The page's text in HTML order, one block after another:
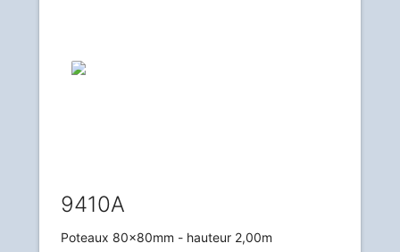
9410A
Poteaux 80x80mm - hauteur 2,00m